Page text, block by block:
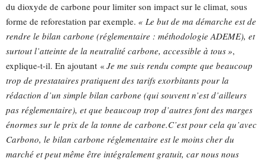
du dioxyde de carbone pour limiter son impact sur le climat, sous
forme de reforestation par exemple. « Le but de ma démarche est de
rendre le bilan carbone (réglementaire : méthodologie ADEME), et
surtout l’atteinte de la neutralité carbone, accessible à tous »,
explique-t-il. En ajoutant « Je me suis rendu compte que beaucoup
trop de prestataires pratiquent des tarifs exorbitants pour la
rédaction d’un simple bilan carbone (qui souvent n’est d’ailleurs
pas réglementaire), et que beaucoup trop d’autres font des marges
énormes sur le prix de la tonne de carbone.C’est pour cela qu’avec
Carbono, le bilan carbone réglementaire est le moins cher du
marché et peut même être intégralement gratuit, car nous nous